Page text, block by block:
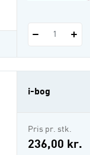
1
i-bog
Pris pr. stk.
236,00 kr.